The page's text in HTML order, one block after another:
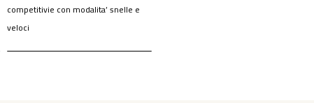
competitivie con modalita’ snelle e
veloci